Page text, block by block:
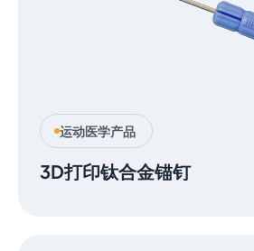
运动医学产品
3D打印钛合金锚钉